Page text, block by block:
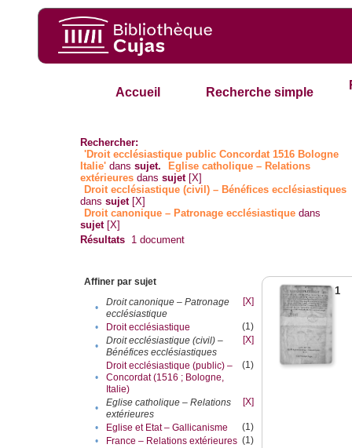
Accueil Recherche simple
Rechercher:
'Droit ecclésiastique public Concordat 1516 Bologne
Italie' danssujet.
Eglise catholique – Relations
extérieures danssujet [X]
Droit ecclésiastique (civil) – Bénéfices ecclésiastiques
danssujet [X]
Droit canonique – Patronage ecclésiastique dans
sujet [X]
Résultats 1 document
Affiner par sujet
•
Droit canonique – Patronage
ecclésiastique
[X]
• Droit ecclésiastique
(1)
•
Droit ecclésiastique (civil) –
Bénéfices ecclésiastiques
[X]
•
Droit ecclésiastique (public) –
Concordat (1516 ; Bologne,
Italie)
(1)
•
Eglise catholique – Relations
extérieures
[X]
• Eglise et Etat – Gallicanisme
(1)
•
France – Relations extérieures (1)
1